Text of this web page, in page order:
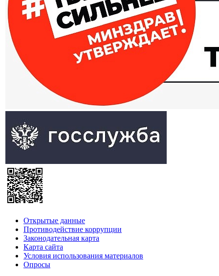
Открытые данные
Противодействие коррупции
Законодательная карта
Карта сайта
Условия использования материалов
Опросы